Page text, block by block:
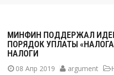
МИНФИН ПОДДЕРЖАЛ
ПОРЯДОК УПЛАТЫ «НАЛОГА
НАЛОГИ
08 Апр 2019 argument